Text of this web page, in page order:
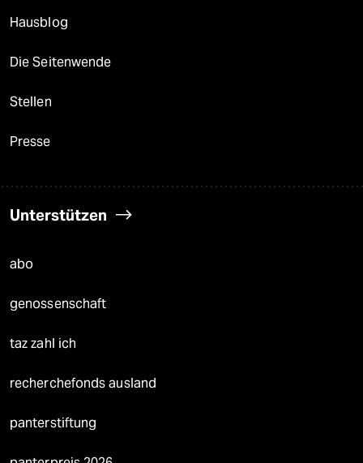
Hausblog
Die Seitenwende
Stellen
Presse
Unterstützen
abo
genossenschaft
taz zahl ich
recherchefonds ausland
panterstiftung